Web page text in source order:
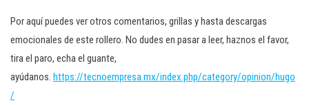
Por aquí puedes ver otros comentarios, grillas y hasta descargas
emocionales de este rollero. No dudes en pasar a leer, haznos el favor,
tira el paro, echa el guante,
ayúdanos. https://tecnoempresa.mx/index.php/category/opinion/hugo
/